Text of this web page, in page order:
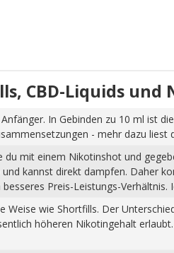
CBD-Liquids
In Gebinden zu 10 ml ist
- mehr dazu liest
du mit einem Nikotinshot und
kannst direkt dampfen. Daher
Preis-Leistungs-
Weise wie Shortfills. Der
höheren Nikotingehalt